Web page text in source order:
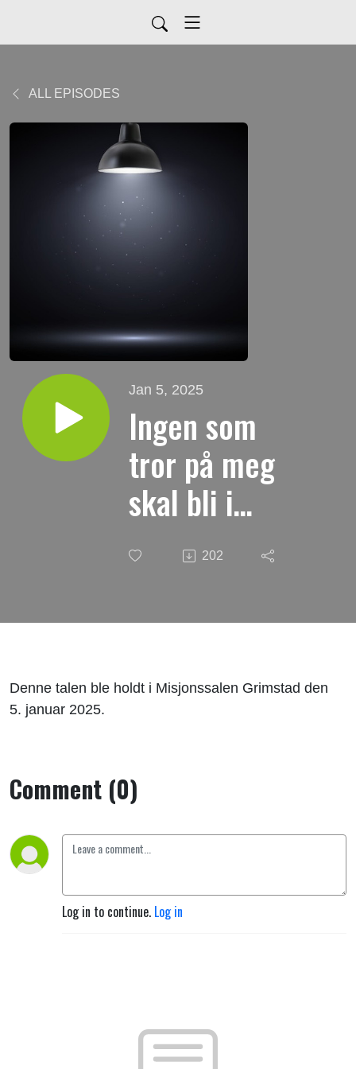
ALL EPISODES
Jan 5, 2025
Ingen som
tror på meg
skal bli i
mørket |
Tale i
Misjonssalen
202
Denne talen ble holdt i Misjonssalen Grimstad den
5. januar 2025.
Comment (0)
Log in to continue. Log in